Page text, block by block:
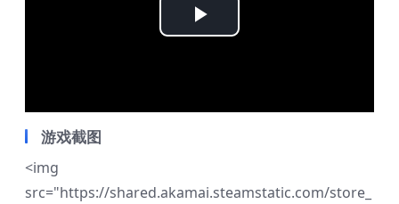
Play
游戏截图
<img
src="https://shared.akamai.steamstatic.com/store_